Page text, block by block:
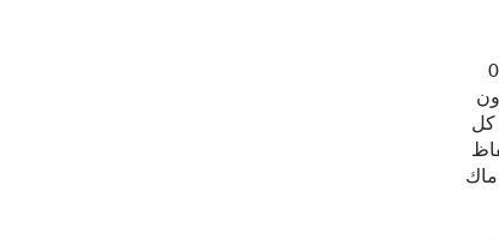
لاتخاذ قرارات أفضل في ما يتعلّق
كل
ماك